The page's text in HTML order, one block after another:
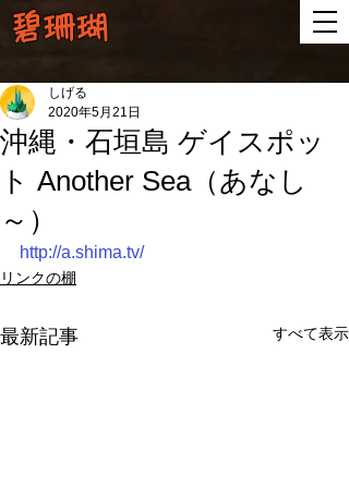
碧珊瑚
沖縄・石垣島 ゲイスポッ
ト Another Sea（あなし
～）
しげる
2020年5月21日
http://a.shima.tv/
リンクの棚
最新記事 すべて表示